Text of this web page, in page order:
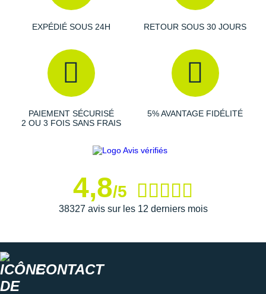
EXPÉDIÉ SOUS 24H RETOUR SOUS 30 JOURS
PAIEMENT SÉCURISÉ
2 OU 3 FOIS SANS FRAIS
5% AVANTAGE FIDÉLITÉ
4,8/5
38327 avis sur les 12 derniers mois
CONTACT